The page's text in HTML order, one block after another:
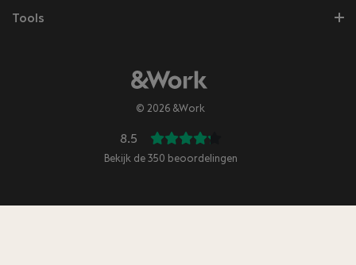
Tools
© 2026 &Work
8.5
Bekijk de 350 beoordelingen